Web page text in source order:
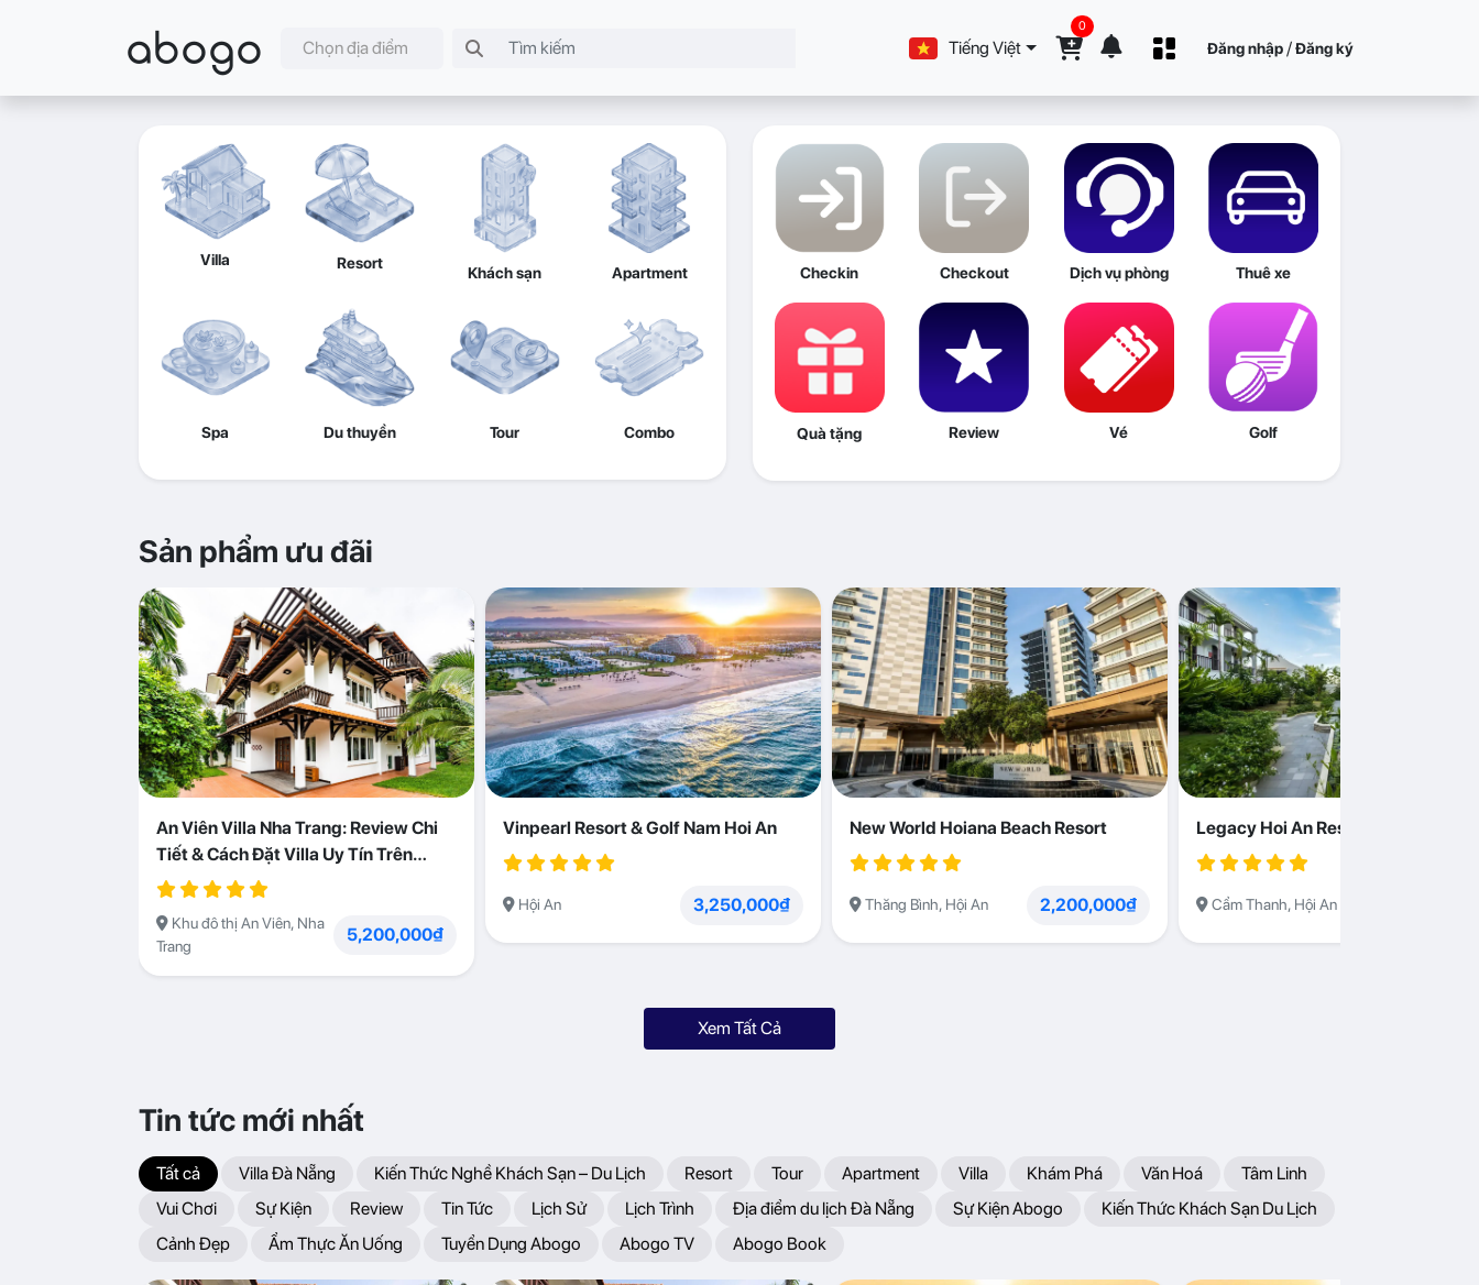
abogo Chọn địa điểm Tiếng Việt
0
Đăng nhập /Đăng ký
Villa Resort
Khách sạn Apartment
Spa Du thuyền Tour Combo
Checkin Checkout Dịch vụ phòng Thuê xe
Quà tặng Review Vé Golf
Sản phẩm ưu đãi
An Viên Villa Nha Trang: Review Chi
Tiết & Cách Đặt Villa Uy Tín Trên
Abogo
Khu đô thị An Viên, Nha
Trang
5,200,000₫
Vinpearl Resort & Golf Nam Hoi An
Hội An 3,250,000₫
New World Hoiana Beach Resort
Thăng Bình, Hội An 2,200,000₫
Legacy Hoi An Resort
Cẩm Thanh, Hội An
Xem Tất Cả
Tin tức mới nhất
Tất cả Villa Đà Nẵng Kiến Thức Nghề Khách Sạn – Du Lịch Resort Tour Apartment Villa Khám Phá Văn Hoá
Tâm Linh
Vui Chơi
Sự Kiện Review Tin Tức Lịch Sử Lịch Trình Địa điểm du lịch Đà Nẵng Sự Kiện Abogo
Kiến Thức Khách Sạn Du Lịch
Cảnh Đẹp
Ẩm Thực Ăn Uống Tuyển Dụng Abogo Abogo TV Abogo Book